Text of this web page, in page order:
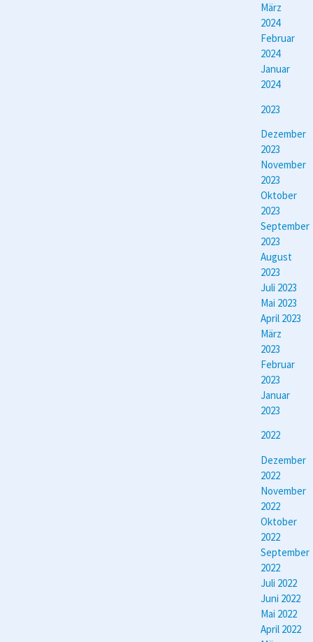
März
2024
Februar
2024
Januar
2024
2023
Dezember
2023
November
2023
Oktober
2023
September
2023
August
2023
Juli 2023
Mai 2023
April 2023
März
2023
Februar
2023
Januar
2023
2022
Dezember
2022
November
2022
Oktober
2022
September
2022
Juli 2022
Juni 2022
Mai 2022
April 2022